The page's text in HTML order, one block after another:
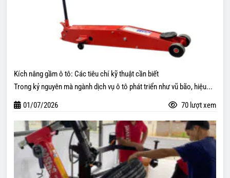
Kích nâng gầm ô tô: Các tiêu chí kỹ thuật cần biết
Trong kỷ nguyên mà ngành dịch vụ ô tô phát triển như vũ bão, hiệu...
01/07/2026 70 lượt xem